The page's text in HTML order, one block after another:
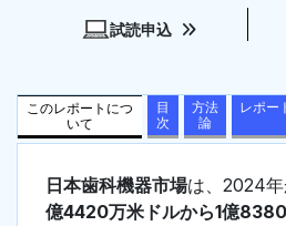
試読申込
このレポートにつ
いて
目
次
方法
論
レポー
日本歯科機器市場は、2024
億4420万米ドルから1億